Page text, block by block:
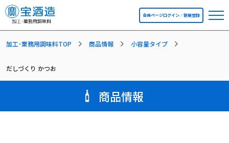
会員ページログイン／新規登録
加工･業務用調味料TOP 商品情報 小容量タイプ
だしづくり かつお
商品情報